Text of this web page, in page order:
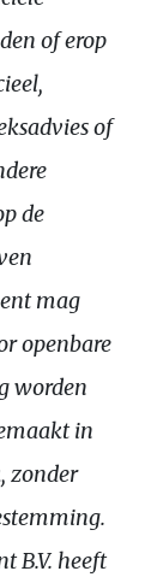
of erop
of
de
mag
openbare
worden
in
zonder
B.V. heeft